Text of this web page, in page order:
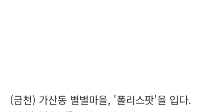
(금천) 가산동 별별마을, '폴리스팟'을 입다.